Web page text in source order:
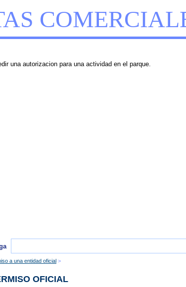
una autorizacion para una actividad en el parque.
a una entidad oficial
OFICIAL